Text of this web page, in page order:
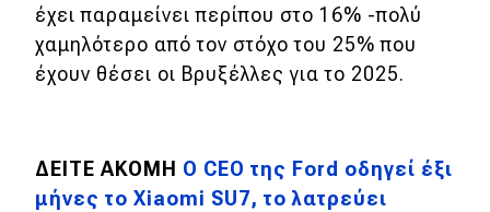
έχει παραμείνει περίπου στο 16% -πολύ
χαμηλότερο από τον στόχο του 25% που
έχουν θέσει οι Βρυξέλλες για το 2025.
ΔΕΙΤΕ ΑΚΟΜΗ Ο CEO της Ford οδηγεί έξι
μήνες το Xiaomi SU7, το λατρεύει